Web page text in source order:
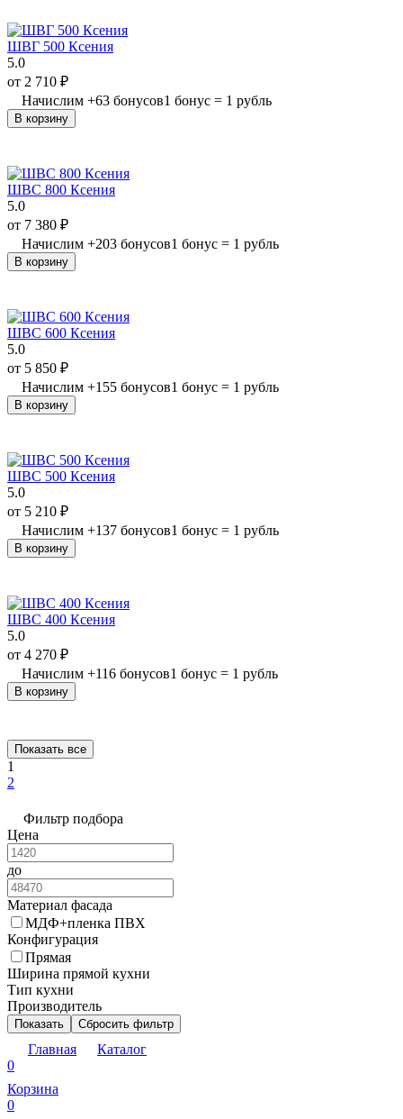
ШВГ 500 Ксения
5.0
от 2 710 ₽
Начислим +63 бонусов1 бонус = 1 рубль
В корзину
ШВС 800 Ксения
5.0
от 7 380 ₽
Начислим +203 бонусов1 бонус = 1 рубль
В корзину
ШВС 600 Ксения
5.0
от 5 850 ₽
Начислим +155 бонусов1 бонус = 1 рубль
В корзину
ШВС 500 Ксения
5.0
от 5 210 ₽
Начислим +137 бонусов1 бонус = 1 рубль
В корзину
ШВС 400 Ксения
5.0
от 4 270 ₽
Начислим +116 бонусов1 бонус = 1 рубль
В корзину
Показать все
1
2
Фильтр подбора
Цена
до
Материал фасада
МДФ+пленка ПВХ
Конфигурация
Прямая
Ширина прямой кухни
Тип кухни
Производитель
Показать Сбросить фильтр
Главная
Каталог
0
Корзина
0